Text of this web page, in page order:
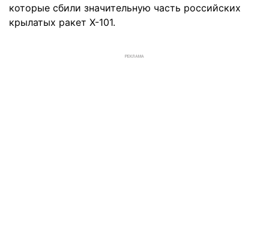
которые сбили значительную часть российских
крылатых ракет Х-101.
РЕКЛАМА